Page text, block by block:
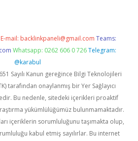
E-mail: backlinkpaneli@gmail.com Teams:
Whatsapp: 0262 606 0 726 Telegram:
@karabul
Sayılı Kanun gereğince Bilgi Teknolojileri
tarafından onaylanmış bir Yer Sağlayıcı
Bu nedenle, sitedeki içerikleri proaktif
yükümlülüğümüz bulunmamaktadır.
içeriklerin sorumluluğunu taşımakta olup,
kabul etmiş sayılırlar. Bu internet